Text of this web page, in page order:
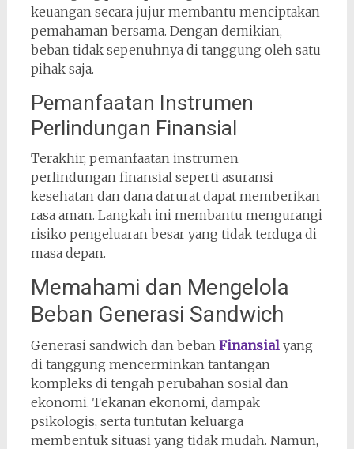
keuangan secara jujur membantu menciptakan
pemahaman bersama. Dengan demikian,
beban tidak sepenuhnya di tanggung oleh satu
pihak saja.
Pemanfaatan Instrumen
Perlindungan Finansial
Terakhir, pemanfaatan instrumen
perlindungan finansial seperti asuransi
kesehatan dan dana darurat dapat memberikan
rasa aman. Langkah ini membantu mengurangi
risiko pengeluaran besar yang tidak terduga di
masa depan.
Memahami dan Mengelola
Beban Generasi Sandwich
Generasi sandwich dan beban Finansialyang
di tanggung mencerminkan tantangan
kompleks di tengah perubahan sosial dan
ekonomi. Tekanan ekonomi, dampak
psikologis, serta tuntutan keluarga
membentuk situasi yang tidak mudah. Namun,